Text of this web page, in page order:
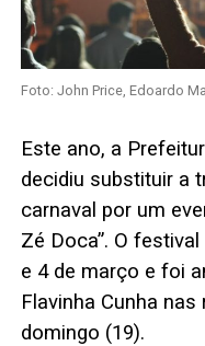
Foto: John Price, Edoardo
Este ano, a
decidiu substituir a
carnaval por um
Zé Doca”. O
e 4 de março e foi
Flavinha Cunha
domingo (19).